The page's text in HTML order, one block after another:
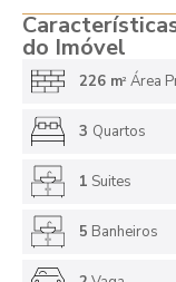
do Imóvel
226 m2 Área
3 Quartos
1 Suites
5 Banheiros